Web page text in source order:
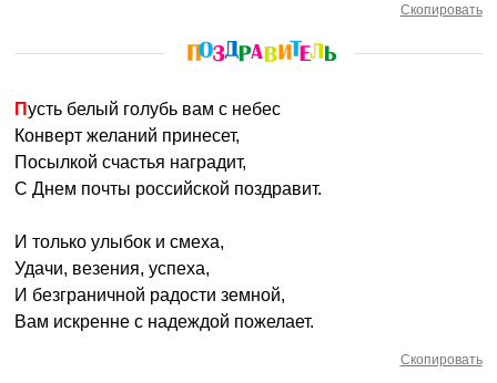
Скопировать
Пусть белый голубь вам с небес
Конверт желаний принесет,
Посылкой счастья наградит,
С Днем почты российской поздравит.
И только улыбок и смеха,
Удачи, везения, успеха,
И безграничной радости земной,
Вам искренне с надеждой пожелает.
Скопировать